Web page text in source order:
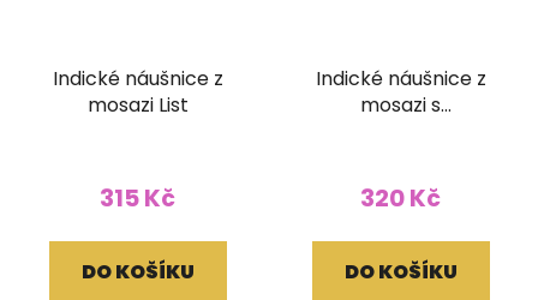
Indické náušnice z
mosazi List
315 Kč
DO KOŠÍKU
Indické náušnice z
mosazi s
320 Kč
DO KOŠÍKU